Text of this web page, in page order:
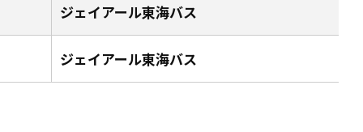
ジェイアール東海バス
ジェイアール東海バス